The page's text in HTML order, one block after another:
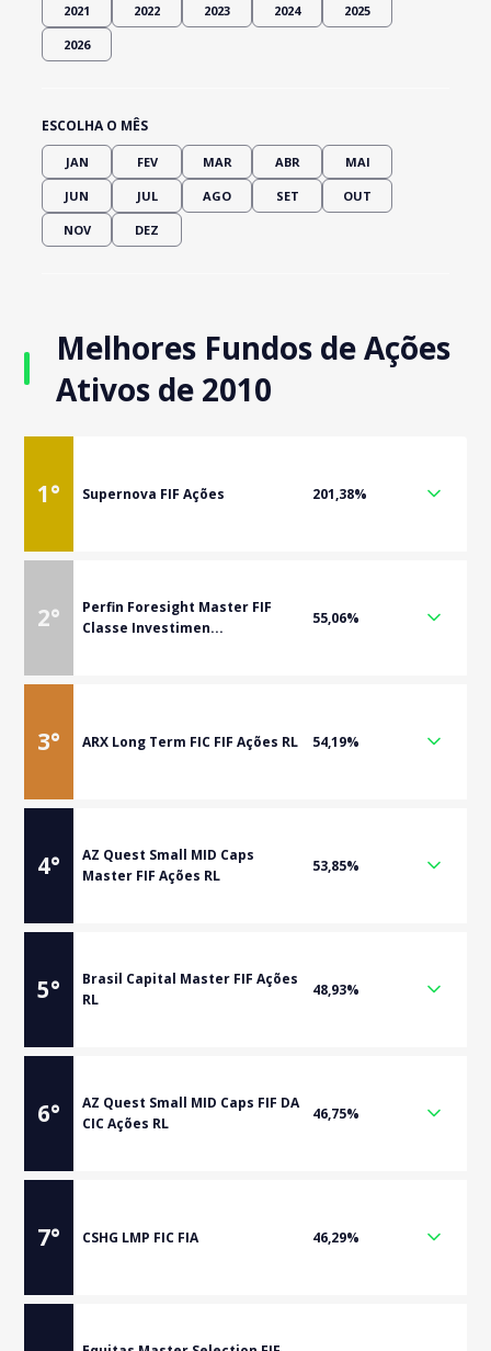
2021 2022 2023 2024 2025
2026
ESCOLHA O MÊS
JAN FEV MAR ABR MAI
JUN JUL AGO SET OUT
NOV DEZ
Melhores Fundos de Ações
Ativos de 2010
1° Supernova FIF Ações 201,38%
2°
Perfin Foresight Master FIF
Classe Investimen...
55,06%
3° ARX Long Term FIC FIF Ações RL 54,19%
4°
AZ Quest Small MID Caps
Master FIF Ações RL
53,85%
5°
Brasil Capital Master FIF Ações
RL
48,93%
6°
AZ Quest Small MID Caps FIF DA
CIC Ações RL
46,75%
7° CSHG LMP FIC FIA 46,29%